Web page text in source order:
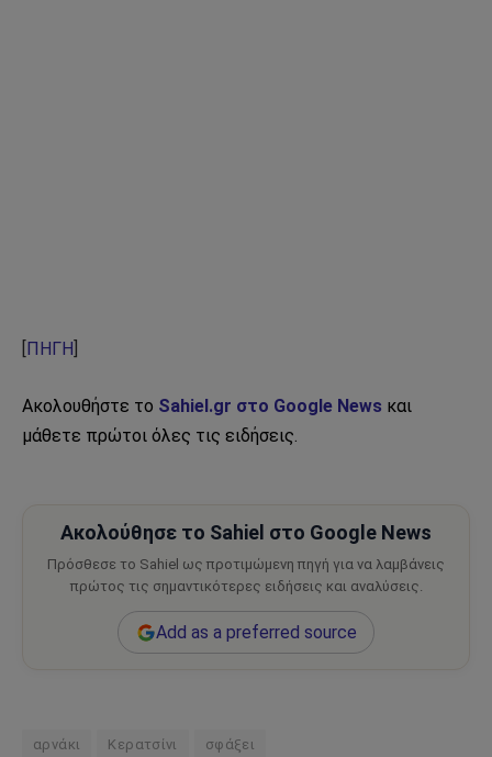
ΠΗΓΗ
Ακολουθήστε το Sahiel.gr στο Google News και
μάθετε πρώτοι όλες τις ειδήσεις.
Ακολούθησε το Sahiel στο Google News
Πρόσθεσε το Sahiel ως προτιμώμενη πηγή για να λαμβάνεις
πρώτος τις σημαντικότερες ειδήσεις και αναλύσεις.
Add as a preferred source
αρνάκι Κερατσίνι σφάξει